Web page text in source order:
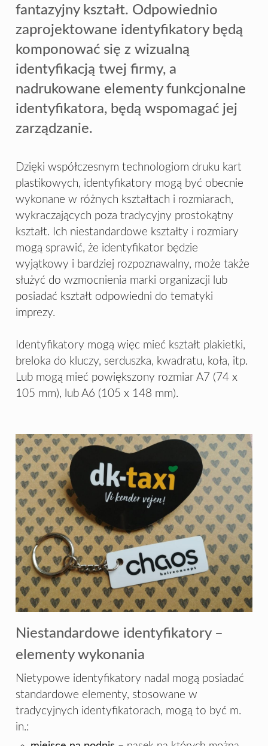
fantazyjny kształt. Odpowiednio
zaprojektowane identyfikatory będą
komponować się z wizualną
identyfikacją twej firmy, a
nadrukowane elementy funkcjonalne
identyfikatora, będą wspomagać jej
zarządzanie.
Dzięki współczesnym technologiom druku kart
plastikowych, identyfikatory mogą być obecnie
wykonane w różnych kształtach i rozmiarach,
wykraczających poza tradycyjny prostokątny
kształt. Ich niestandardowe kształty i rozmiary
mogą sprawić, że identyfikator będzie
wyjątkowy i bardziej rozpoznawalny, może także
służyć do wzmocnienia marki organizacji lub
posiadać kształt odpowiedni do tematyki
imprezy.
Identyfikatory mogą więc mieć kształt plakietki,
breloka do kluczy, serduszka, kwadratu, koła, itp.
Lub mogą mieć powiększony rozmiar A7 (74 x
105 mm), lub A6 (105 x 148 mm).
Niestandardowe identyfikatory –
elementy wykonania
Nietypowe identyfikatory nadal mogą posiadać
standardowe elementy, stosowane w
tradycyjnych identyfikatorach, mogą to być m.
in.: